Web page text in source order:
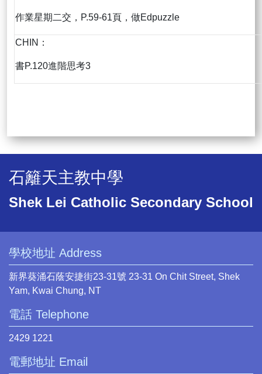
作業星期二交，P.59-61頁，做Edpuzzle
CHIN：
書P.120進階思考3
石籬天主教中學
Shek Lei Catholic Secondary School
學校地址 Address
新界葵涌石蔭安捷街23-31號 23-31 On Chit Street, Shek
Yam, Kwai Chung, NT
電話 Telephone
2429 1221
電郵地址 Email